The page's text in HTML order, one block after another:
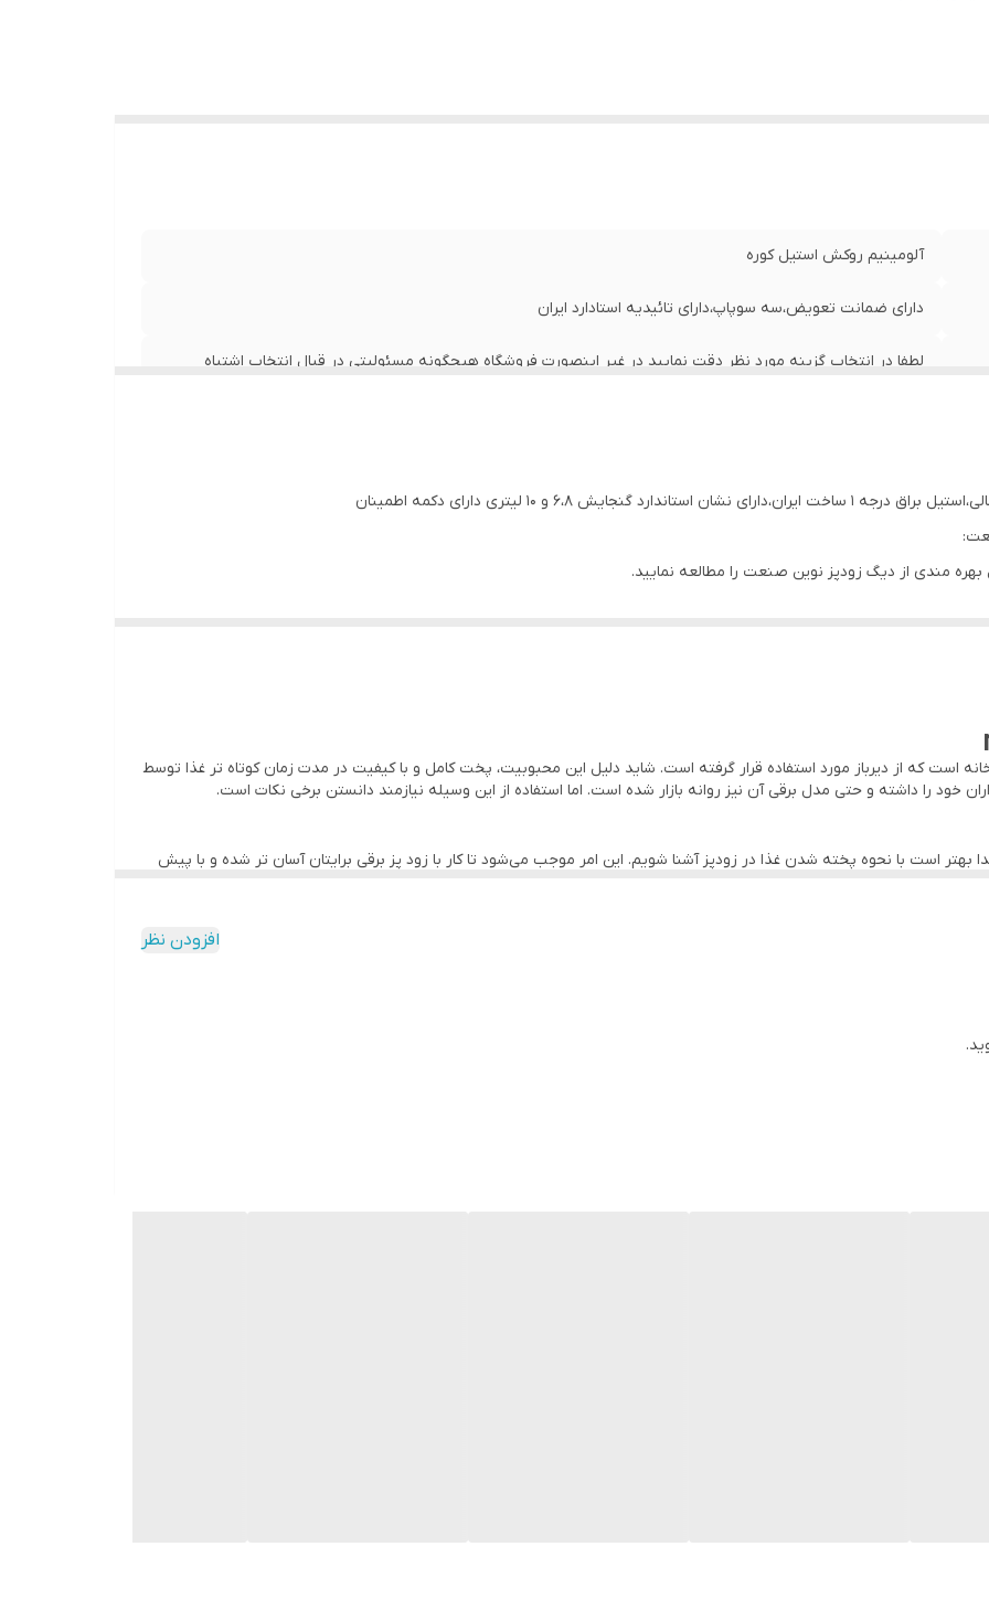
آلومینیم روکش استیل کوره
دارای ضمانت تعویض،سه سوپاپ،دارای تائیدیه استادارد ایران
لطفا در انتخاب گزینه مورد نظر دقت نمایید در غیر اینصورت فروشگاه هیچگونه مسئولیتی در قبال انتخاب اشتباه
علامت استاندارد
بهره مندی از دیگ زودپز نوین صنعت را مطالعه نمایید.
است که از دیرباز مورد استفاده قرار گرفته است. شاید دلیل این محبوبیت، پخت کامل و با کیفیت در مدت زمان کوتاه تر غذا توسط
را داشته و حتی مدل برقی آن نیز روانه بازار شده است. اما استفاده از این وسیله نیازمند دانستن برخی نکات است.
بهتر است با نحوه پخته شدن غذا در زودپز آشنا شویم. این امر موجب می‌شود تا کار با زود پز برقی برایتان آسان تر شده و با پیش
افزودن نظر